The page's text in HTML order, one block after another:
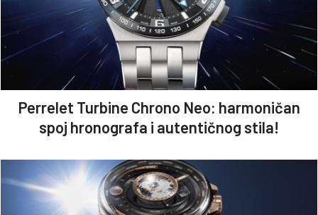
Perrelet Turbine Chrono Neo: harmoničan
spoj hronografa i autentičnog stila!